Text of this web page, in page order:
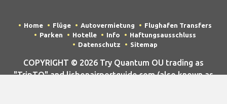
Home Flüge Autovermietung
Flughafen Transfers
Parken
Hotelle Info
Haftungsausschluss
Datenschutz
Sitemap
COPYRIGHT © 2026 Try Quantum OU trading as
"TripTQ" and lisbonairportguide.com (also known as